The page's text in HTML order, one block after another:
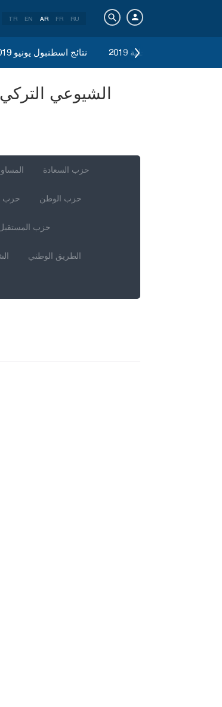
TR EN AR FR RU
نتائج اسطنبول يونيو 2019 الانتخابات المحلية 2019
حزب السعادة
حزب حزب الوطن
حزب
الطريق الوطني